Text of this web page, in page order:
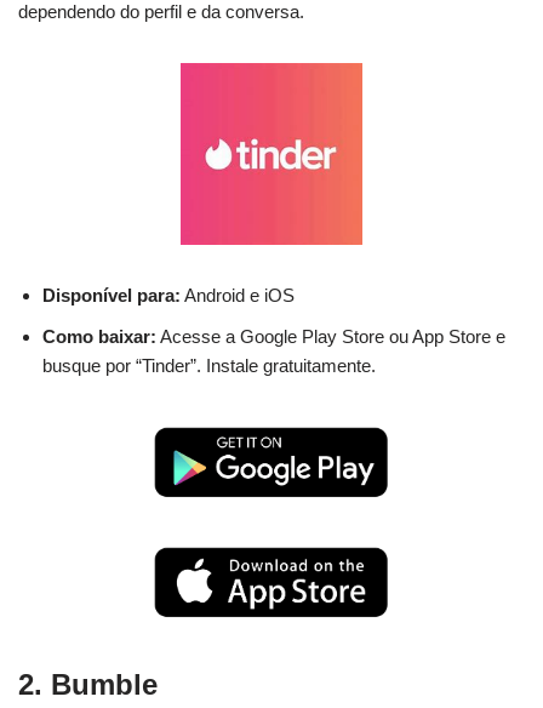
dependendo do perfil e da conversa.
Disponível para: Android e iOS
Como baixar: Acesse a Google Play Store ou App Store e
busque por “Tinder”. Instale gratuitamente.
2. Bumble